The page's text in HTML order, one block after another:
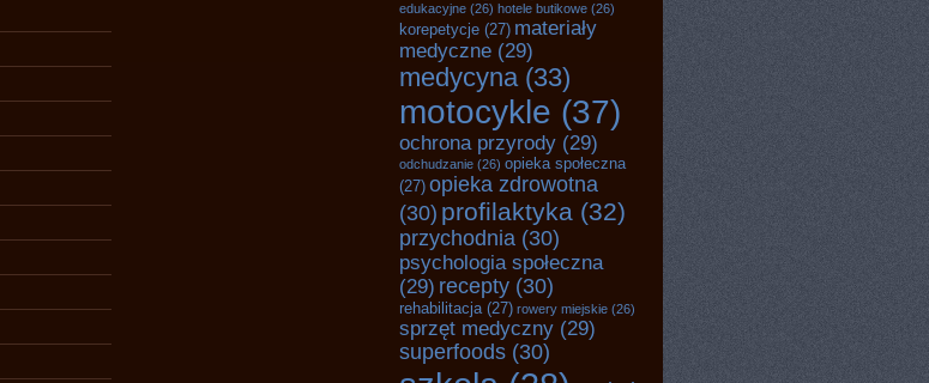
edukacyjne (26) hotele butikowe (26)
korepetycje (27) materiały
medyczne (29)
medycyna(33)
motocykle (37)
ochrona przyrody (29)
odchudzanie (26) opieka społeczna
(27) opieka zdrowotna
(30) profilaktyka (32)
przychodnia (30)
psychologia społeczna
(29) recepty (30)
rehabilitacja(27) rowery miejskie (26)
sprzęt medyczny (29)
superfoods (30)